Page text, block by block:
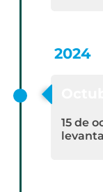
2024
15 de